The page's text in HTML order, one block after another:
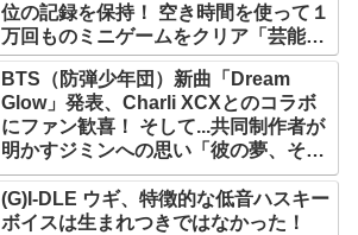
位の記録を保持！ 空き時間を使って１
万回ものミニゲームをクリア「芸能人
たちが時間がないと言っているのは全
部嘘」
BTS（防弾少年団）新曲「Dream
Glow」発表、Charli XCXとのコラボ
にファン歓喜！ そして...共同制作者が
明かすジミンへの思い「彼の夢、そし
て彼の絶望から生まれた歌」
(G)I-DLE ウギ、特徴的な低音ハスキー
ボイスは生まれつきではなかった！